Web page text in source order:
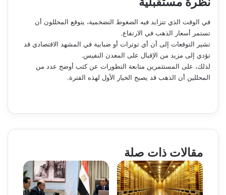
في الوقت الذي تتزايد فيه الضغوط التضخمية، يتوقع المحللون أن
تستمر أسعار الذهب في الارتفاع.
تشير التوقعات إلى أن أي توترات أو ضبابية في المشهد الاقتصادي قد
تؤدي إلى مزيد من الإقبال على المعدن النفيس.
لذلك، على المستثمرين متابعة التطورات عن كثب أوضح عدد من
المحللين أن الذهب قد يصبح الخيار الأول لهذه الفترة.
مقالات ذات صلة